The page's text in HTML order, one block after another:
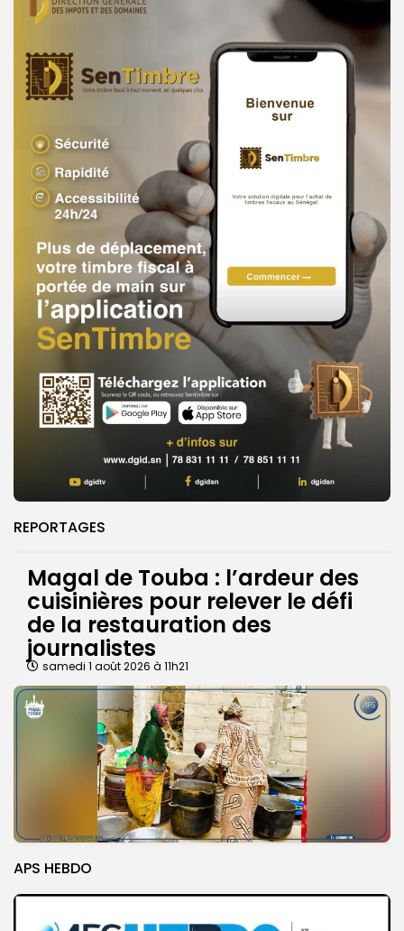
REPORTAGES
Magal de Touba : l’ardeur des
cuisinières pour relever le défi
de la restauration des
journalistes
samedi 1 août 2026 à 11h21
APS HEBDO